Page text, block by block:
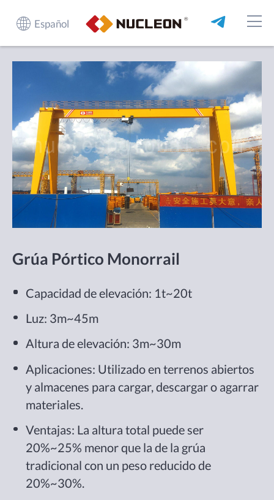
Español
Grúa Pórtico Monorrail
Capacidad de elevación: 1t~20t
Luz: 3m~45m
Altura de elevación: 3m~30m
Aplicaciones: Utilizado en terrenos abiertos
y almacenes para cargar, descargar o agarrar
materiales.
Ventajas: La altura total puede ser
20%~25% menor que la de la grúa
tradicional con un peso reducido de
20%~30%.